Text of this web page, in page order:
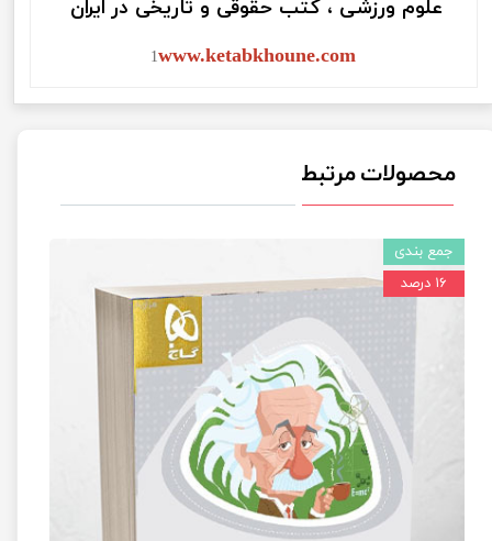
علوم ورزشی ، کتب حقوقی و تاریخی در ایران
1www.ketabkhoune.com
محصولات مرتبط
جمع بندی
۱۶ درصد